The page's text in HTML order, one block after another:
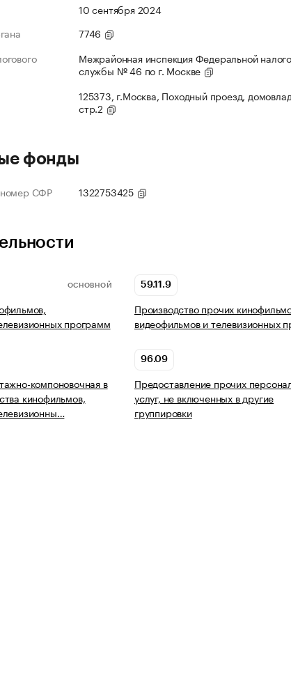
10 сентября 2024
7746
Межрайонная инспекция Федеральной
службы № 46 по г. Москве
125373, г.Москва, Походный проезд,
стр.2
фонды
номер СФР 1322753425
ОСНОВНОЙ
программ
59.11.9
Производство прочих
видеофильмов и телевизионных
компоновочная в
кинофильмов,
96.09
Предоставление прочих
услуг, не включенных в другие
группировки